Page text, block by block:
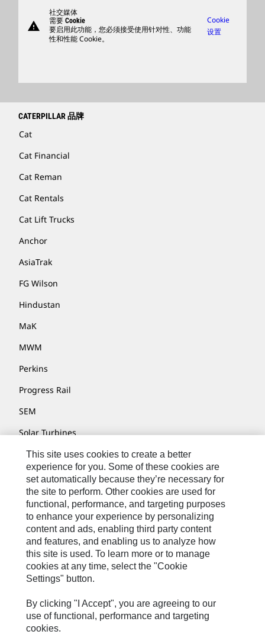
商品warning
社交媒体
需要 Cookie
要启用此功能，您必须接受使用针对性、功能
性和性能 Cookie。
Cookie
设置
CATERPILLAR 品牌
Cat
Cat Financial
Cat Reman
Cat Rentals
Cat Lift Trucks
Anchor
AsiaTrak
FG Wilson
Hindustan
MaK
MWM
Perkins
Progress Rail
SEM
Solar Turbines
SPM Oil & Gas
Turner Powertrain Systems
联系我们
网站地图
Cookie Settings
法律声明
隐私条款
Cat.com
This site uses cookies to create a better
experience for you. Some of these cookies are
set automatically because they’re necessary for
the site to perform. Other cookies are used for
functional, performance, and targeting purposes
to enhance your experience by personalizing
content and ads, enabling third party content
and features, and enabling us to analyze how
this site is used. To learn more or to manage
cookies at any time, select the "Cookie
Settings" button.
By clicking "I Accept", you are agreeing to our
use of functional, performance and targeting
cookies.